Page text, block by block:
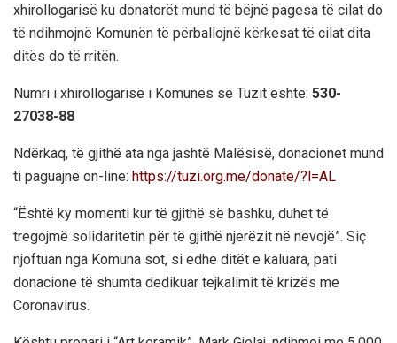
xhirollogarisë ku donatorët mund të bëjnë pagesa të cilat do
të ndihmojnë Komunën të përballojnë kërkesat të cilat dita
ditës do të rritën.
Numri i xhirollogarisë i Komunës së Tuzit është: 530-
27038-88
Ndërkaq, të gjithë ata nga jashtë Malësisë, donacionet mund
ti paguajnë on-line: https://tuzi.org.me/donate/?l=AL
“Është ky momenti kur të gjithë së bashku, duhet të
tregojmë solidaritetin për të gjithë njerëzit në nevojë”. Siç
njoftuan nga Komuna sot, si edhe ditët e kaluara, pati
donacione të shumta dedikuar tejkalimit të krizës me
Coronavirus.